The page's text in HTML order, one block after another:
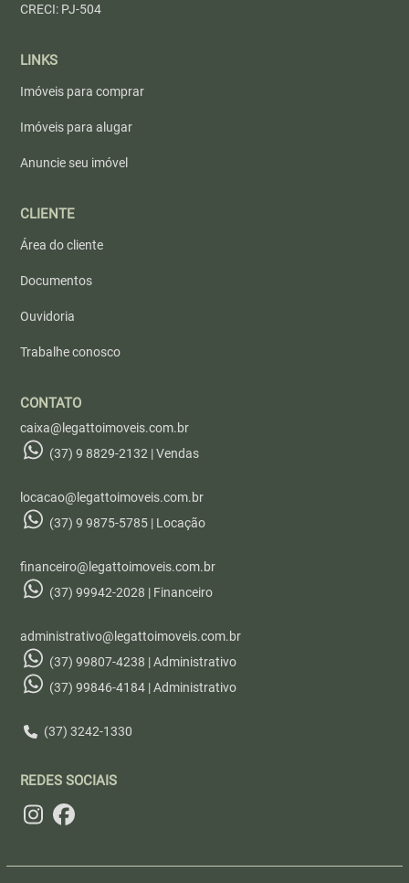
CRECI: PJ-504
LINKS
Imóveis para comprar
Imóveis para alugar
Anuncie seu imóvel
CLIENTE
Área do cliente
Documentos
Ouvidoria
Trabalhe conosco
CONTATO
caixa@legattoimoveis.com.br
(37) 9 8829-2132 | Vendas
locacao@legattoimoveis.com.br
(37) 9 9875-5785 | Locação
financeiro@legattoimoveis.com.br
(37) 99942-2028 | Financeiro
administrativo@legattoimoveis.com.br
(37) 99807-4238 | Administrativo
(37) 99846-4184 | Administrativo
(37) 3242-1330
REDES SOCIAIS